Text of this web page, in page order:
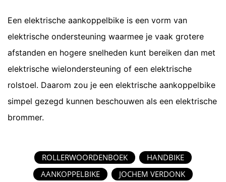
Een elektrische aankoppelbike is een vorm van
elektrische ondersteuning waarmee je vaak grotere
afstanden en hogere snelheden kunt bereiken dan met
elektrische wielondersteuning of een elektrische
rolstoel. Daarom zou je een elektrische aankoppelbike
simpel gezegd kunnen beschouwen als een elektrische
brommer.
ROLLERWOORDENBOEK
HANDBIKE
AANKOPPELBIKE
JOCHEM VERDONK